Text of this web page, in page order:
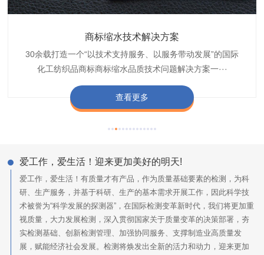
商标缩水技术解决方案
30余载打造一个“以技术支持服务、以服务带动发展”的国际
化工纺织品商标商标缩水品质技术问题解决方案一···
查看更多
织带商标防水技术解决方案
博准公司专注于织带商标防水技术解决方案30余载,励志于
纺织品商标企业打造含油量超标品质技术问题解决方···
查看更多
服装颜色不匀技术解决方案
博准是一家专注30余载设计研发织唛印唛商标、织带服装颜
色不匀品质技术问题解决方案一站式服务提供商,技···
查看更多
纺织品阻燃母粒
博准致力于成为纺织品商标阻燃母粒剂,TF-W760,TF-W760
阻燃母粒剂加工定制服务实力提供商,···
查看更多
爱工作，爱生活！迎来更加美好的明天!
爱工作，爱生活！有质量才有产品，作为质量基础要素的检测，为科
研、生产服务，并基于科研、生产的基本需求开展工作，因此科学技
术被誉为“科学发展的探测器”，在国际检测变革新时代，我们将更加重
视质量，大力发展检测，深入贯彻国家关于质量变革的决策部署，夯
实检测基础、创新检测管理、加强协同服务、支撑制造业高质量发
展，赋能经济社会发展。检测将焕发出全新的活力和动力，迎来更加